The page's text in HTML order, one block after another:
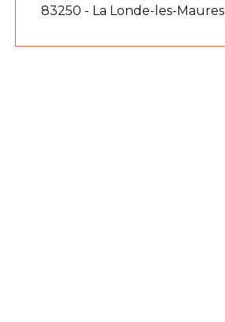
83250 - La Londe-les-Maures